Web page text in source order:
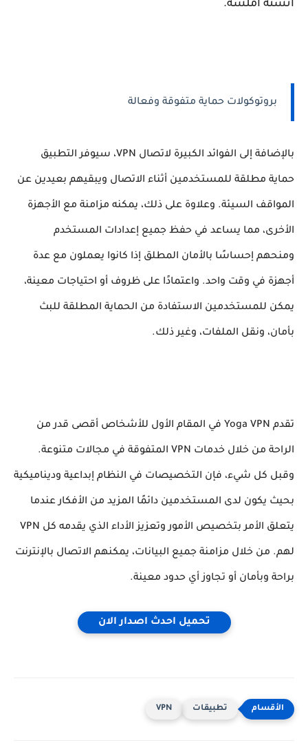
أنسنة أملسة.
بروتوكولات حماية متفوقة وفعالة
بالإضافة إلى الفوائد الكبيرة لاتصال VPN، سيوفر التطبيق
حماية مطلقة للمستخدمين أثناء الاتصال ويبقيهم بعيدين عن
المواقف السيئة. وعلاوة على ذلك، يمكنه مزامنة مع الأجهزة
الأخرى، مما يساعد في حفظ جميع إعدادات المستخدم
ومنحهم إحساسًا بالأمان المطلق إذا كانوا يعملون مع عدة
أجهزة في وقت واحد. واعتمادًا على ظروف أو احتياجات معينة،
يمكن للمستخدمين الاستفادة من الحماية المطلقة للبث
بأمان، ونقل الملفات، وغير ذلك.
تقدم Yoga VPN في المقام الأول للأشخاص أقصى قدر من
الراحة من خلال خدمات VPN المتفوقة في مجالات متنوعة.
وقبل كل شيء، فإن التخصيصات في النظام إبداعية وديناميكية
بحيث يكون لدى المستخدمين دائمًا المزيد من الأفكار عندما
يتعلق الأمر بتخصيص الأمور وتعزيز الأداء الذي يقدمه كل VPN
لهم. من خلال مزامنة جميع البيانات، يمكنهم الاتصال بالإنترنت
براحة وبأمان أو تجاوز أي حدود معينة.
تحميل احدث اصدار الان
تطبيقات VPN